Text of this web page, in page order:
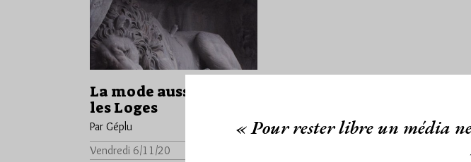
La mode aussi dans
les Loges
Par Géplu
Vendredi 6/11/20
« Pour rester libre un média